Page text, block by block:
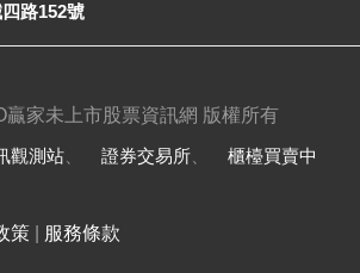
路152號
贏家未上市股票資訊網 版權所有
觀測站 證券交易所
櫃檯買賣中
策 服務條款